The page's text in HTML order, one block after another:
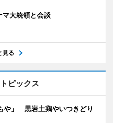
マ大統領と会談
見る
ピックス
や」 黒岩土鶏やいつきどり